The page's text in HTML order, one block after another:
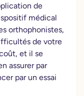
de
médical
orthophonistes,
de votre
et il se
assurer par
par un essai